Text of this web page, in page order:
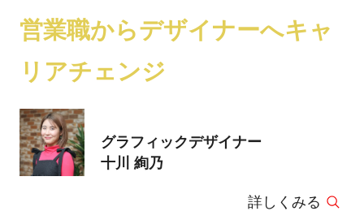
営業職からデザイナーへキャ
リアチェンジ
グラフィックデザイナー
十川 絢乃
詳しくみる